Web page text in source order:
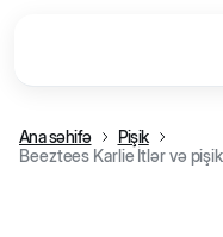
Ana səhifə
Pişik